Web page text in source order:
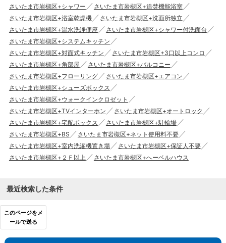
さいたま市岩槻区+シャワー
さいたま市岩槻区+追焚機能浴室
さいたま市岩槻区+浴室乾燥機
さいたま市岩槻区+洗面所独立
さいたま市岩槻区+温水洗浄便座
さいたま市岩槻区+シャワー付洗面台
さいたま市岩槻区+システムキッチン
さいたま市岩槻区+対面式キッチン
さいたま市岩槻区+3口以上コンロ
さいたま市岩槻区+角部屋
さいたま市岩槻区+バルコニー
さいたま市岩槻区+フローリング
さいたま市岩槻区+エアコン
さいたま市岩槻区+シューズボックス
さいたま市岩槻区+ウォークインクロゼット
さいたま市岩槻区+TVインターホン
さいたま市岩槻区+オートロック
さいたま市岩槻区+宅配ボックス
さいたま市岩槻区+駐輪場
さいたま市岩槻区+BS
さいたま市岩槻区+ネット使用料不要
さいたま市岩槻区+室内洗濯機置き場
さいたま市岩槻区+保証人不要
さいたま市岩槻区+２Ｆ以上
さいたま市岩槻区+へーベルハウス
最近検索した条件
このページをメ
ールで送る